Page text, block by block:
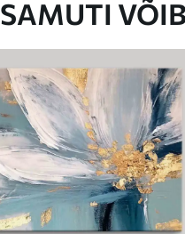
SAMUTI